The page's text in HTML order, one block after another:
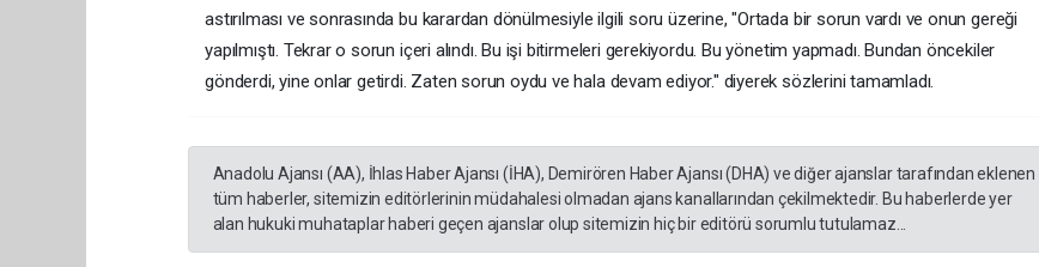
astırılması ve sonrasında bu karardan dönülmesiyle ilgili soru üzerine, "Ortada bir sorun vardı ve onun gereği
yapılmıştı. Tekrar o sorun içeri alındı. Bu işi bitirmeleri gerekiyordu. Bu yönetim yapmadı. Bundan öncekiler
gönderdi, yine onlar getirdi. Zaten sorun oydu ve hala devam ediyor." diyerek sözlerini tamamladı.
Anadolu Ajansı (AA), İhlas Haber Ajansı (İHA), Demirören Haber Ajansı (DHA) ve diğer ajanslar tarafından eklenen
tüm haberler, sitemizin editörlerinin müdahalesi olmadan ajans kanallarından çekilmektedir. Bu haberlerde yer
alan hukuki muhataplar haberi geçen ajanslar olup sitemizin hiç bir editörü sorumlu tutulamaz...